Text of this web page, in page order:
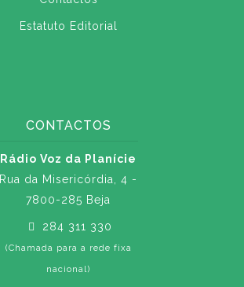
Estatuto Editorial
CONTACTOS
Rádio Voz da Planície
Rua da Misericórdia, 4 -
7800-285 Beja
284 311 330
(Chamada para a rede fixa
nacional)